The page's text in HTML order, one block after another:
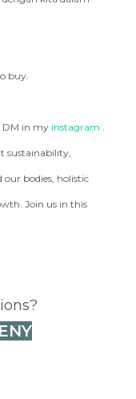
buy.
DM in my instagram
sustainability,
bodies, holistic
Join us in this